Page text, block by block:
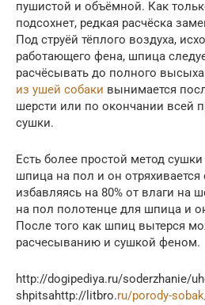
пушистой и объёмной. Как
подсохнет, редкая расчёска
Под струёй тёплого воздуха,
работающего фена, шпица
расчёсывать до полного
из ушей собаки вынимается
шерсти или по окончании всей
сушки.
Есть более простой метод
шпица на пол и он отряхивается
избавляясь на 80% от влаги на
на пол полотенце для шпица и
После того как шпиц вытерся
расчесыванию и сушкой феном.
http://dogipediya.ru/soderzhanie/
shpitsahttp://litbro.ru/porody-sobak